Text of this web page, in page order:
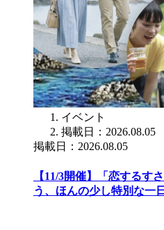
イベント
掲載日：2026.08.05
掲載日：2026.08.05
【11/3開催】「恋するす
う、ほんの少し特別な一